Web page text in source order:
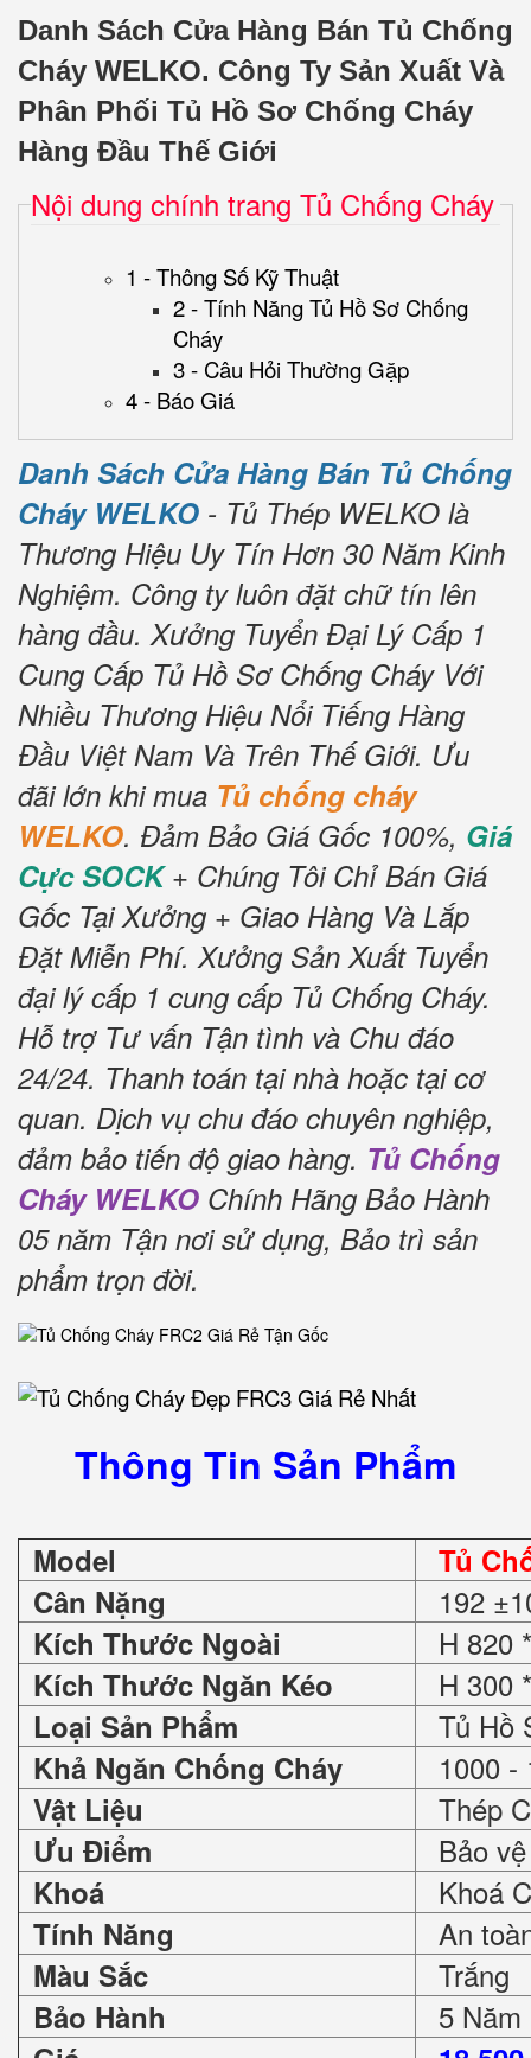
Danh Sách Cửa Hàng Bán Tủ Chống
Cháy WELKO. Công Ty Sản Xuất Và
Phân Phối Tủ Hồ Sơ Chống Cháy
Hàng Đầu Thế Giới
Nội dung chính trang Tủ Chống Cháy
1 - Thông Số Kỹ Thuật
2 - Tính Năng Tủ Hồ Sơ Chống
Cháy
3 - Câu Hỏi Thường Gặp
4 - Báo Giá
Danh Sách Cửa Hàng Bán Tủ Chống
Cháy WELKO - Tủ Thép WELKO là
Thương Hiệu Uy Tín Hơn 30 Năm Kinh
Nghiệm. Công ty luôn đặt chữ tín lên
hàng đầu. Xưởng Tuyển Đại Lý Cấp 1
Cung Cấp Tủ Hồ Sơ Chống Cháy Với
Nhiều Thương Hiệu Nổi Tiếng Hàng
Đầu Việt Nam Và Trên Thế Giới. Ưu
đãi lớn khi mua Tủ chống cháy
WELKO. Đảm Bảo Giá Gốc 100%, Giá
Cực SOCK+ Chúng Tôi Chỉ Bán Giá
Gốc Tại Xưởng + Giao Hàng Và Lắp
Đặt Miễn Phí. Xưởng Sản Xuất Tuyển
đại lý cấp 1 cung cấp Tủ Chống Cháy.
Hỗ trợ Tư vấn Tận tình và Chu đáo
24/24. Thanh toán tại nhà hoặc tại cơ
quan. Dịch vụ chu đáo chuyên nghiệp,
đảm bảo tiến độ giao hàng. Tủ Chống
Cháy WELKO Chính Hãng Bảo Hành
05 năm Tận nơi sử dụng, Bảo trì sản
phẩm trọn đời.
Thông Tin Sản Phẩm
Model
Tủ
Cân Nặng
192
Kích Thước Ngoài H 820
Kích Thước Ngăn Kéo H 300
Loại Sản Phẩm Tủ Hồ
Khả Ngăn Chống Cháy 1000 -
Vật Liệu Thép
Ưu Điểm Bảo
Khoá Khoá
Tính Năng An
Màu Sắc Trắng
Bảo Hành 5 Năm